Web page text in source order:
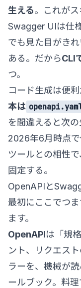
生える。これがス
Swagger UIは仕
でも見た目がき
ある。だからCLI
つ。
コード生成は便
本は
を間違えると次の
2026年6月時点
ツールとの相性
固定する。
OpenAPIと
最初にここでつ
ます。
OpenAPIは「規
ント、リクエス
ラーを、機械が
ールブック。料